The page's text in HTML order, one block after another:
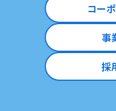
コー
事
採